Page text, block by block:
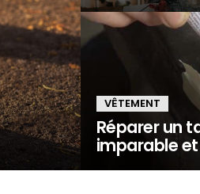
VÊTEMENT
Réparer un
imparable